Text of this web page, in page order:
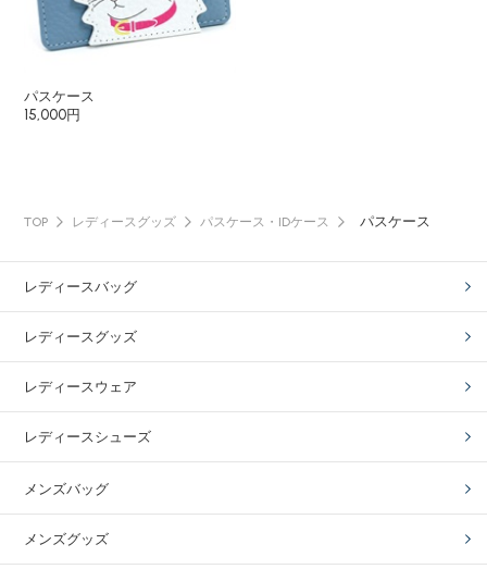
パスケース
15,000円
TOP レディースグッズ パスケース・IDケース パスケース
レディースバッグ
レディースグッズ
レディースウェア
レディースシューズ
メンズバッグ
メンズグッズ